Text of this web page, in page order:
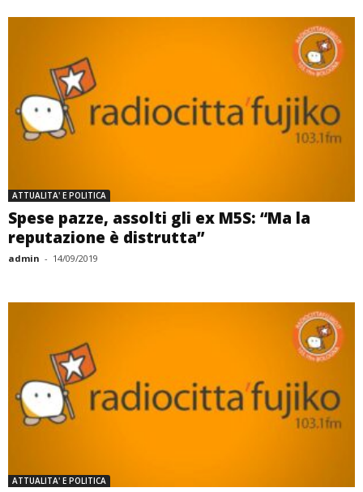
ATTUALITA' E POLITICA
Spese pazze, assolti gli ex M5S: “Ma la
reputazione è distrutta”
admin - 14/09/2019
ATTUALITA' E POLITICA